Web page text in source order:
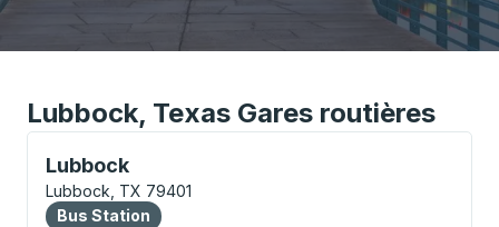
Lubbock, Texas Gares routières
Lubbock
Bus Station, utilisez les touches fléchées ou la
Lubbock, TX 79401
Bus Station
Bus Station